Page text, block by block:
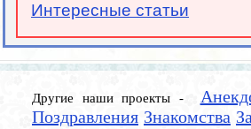
Интересные статьи
Другие наши проекты -
Поздравления Знакомства